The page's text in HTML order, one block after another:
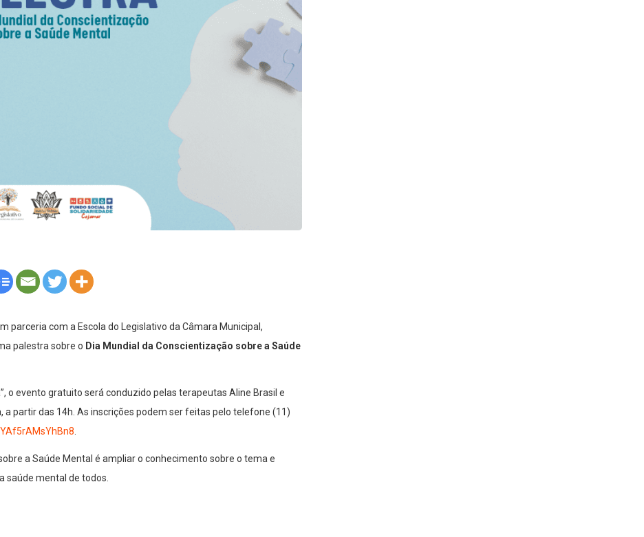
parceria com a Escola do Legislativo da Câmara Municipal,
palestra sobre o Dia Mundial da Conscientização sobre a Saúde
o evento gratuito será conduzido pelas terapeutas Aline Brasil e
a partir das 14h. As inscrições podem ser feitas pelo telefone (11)
a Saúde Mental é ampliar o conhecimento sobre o tema e
saúde mental de todos.